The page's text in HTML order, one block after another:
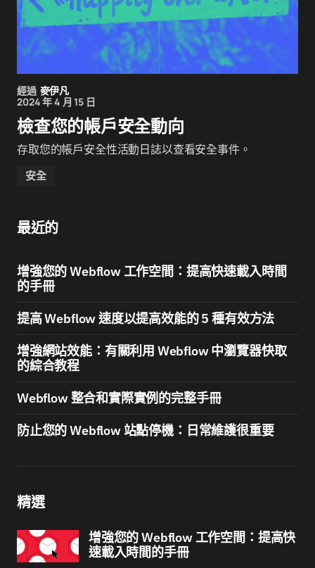
經過 麥伊凡
2024 年 4 月 15 日
檢查您的帳戶安全動向
存取您的帳戶安全性活動日誌以查看安全事件。
安全
最近的
增強您的 Webflow 工作空間：提高快速載入時間
的手冊
提高 Webflow 速度以提高效能的 5 種有效方法
增強網站效能：有關利用 Webflow 中瀏覽器快取
的綜合教程
Webflow 整合和實際實例的完整手冊
防止您的 Webflow 站點停機：日常維護很重要
精選
增強您的 Webflow 工作空間：提高快
速載入時間的手冊